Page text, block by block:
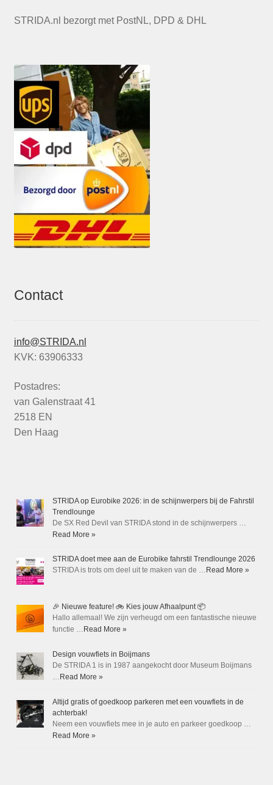
STRIDA.nl bezorgt met PostNL, DPD & DHL
Contact
info@STRIDA.nl
KVK: 63906333
Postadres:
van Galenstraat 41
2518 EN
Den Haag
STRIDA op Eurobike 2026: in de schijnwerpers bij de Fahrstil
Trendlounge
De SX Red Devil van STRIDA stond in de schijnwerpers …
Read More »
STRIDA doet mee aan de Eurobike fahrstil Trendlounge 2026
STRIDA is trots om deel uit te maken van de … Read More »
🎉 Nieuwe feature! 🚲 Kies jouw Afhaalpunt 📦
Hallo allemaal! We zijn verheugd om een fantastische nieuwe
functie … Read More »
Design vouwfiets in Boijmans
De STRIDA 1 is in 1987 aangekocht door Museum Boijmans
… Read More »
Altijd gratis of goedkoop parkeren met een vouwfiets in de
achterbak!
Neem een vouwfiets mee in je auto en parkeer goedkoop …
Read More »